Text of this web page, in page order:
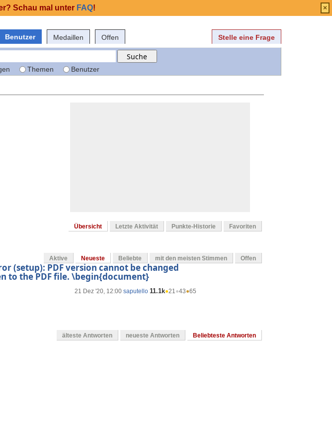
Benutzer Medaillen Offen Stelle eine Frage
Themen Benutzer
Übersicht Letzte Aktivität Punkte-Historie Favoriten
Aktive Neueste Beliebte mit den meisten Stimmen Offen
(setup): PDF version cannot be changed
to the PDF file. \begin{document}
21 Dez '20, 12:00 saputello 11.1k●21●43●65
älteste Antworten neueste Antworten Beliebteste Antworten
Schau mal unter FAQ! ×